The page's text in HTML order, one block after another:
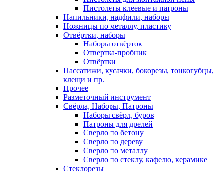
Пистолеты клеевые и патроны
Напильники, надфили, наборы
Ножницы по металлу, пластику
Отвёртки, наборы
Наборы отвёрток
Отвертка-пробник
Отвёртки
Пассатижи, кусачки, бокорезы, тонкогубцы,
клещи и пр.
Прочее
Разметочный инструмент
Свёрла, Наборы, Патроны
Наборы свёрл, буров
Патроны для дрелей
Сверло по бетону
Сверло по дереву
Сверло по металлу
Сверло по стеклу, кафелю, керамике
Стеклорезы